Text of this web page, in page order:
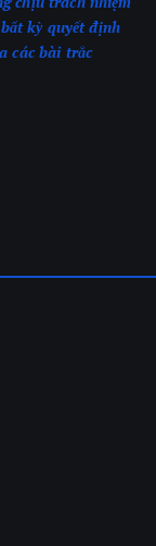
kỳ quyết định
các bài trắc